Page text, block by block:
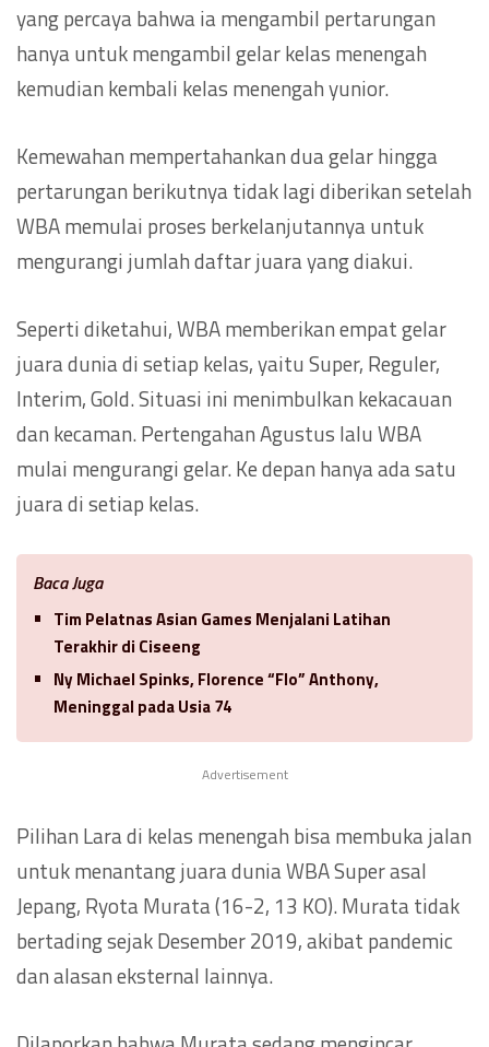
yang percaya bahwa ia mengambil pertarungan
hanya untuk mengambil gelar kelas menengah
kemudian kembali kelas menengah yunior.
Kemewahan mempertahankan dua gelar hingga
pertarungan berikutnya tidak lagi diberikan setelah
WBA memulai proses berkelanjutannya untuk
mengurangi jumlah daftar juara yang diakui.
Seperti diketahui, WBA memberikan empat gelar
juara dunia di setiap kelas, yaitu Super, Reguler,
Interim, Gold. Situasi ini menimbulkan kekacauan
dan kecaman. Pertengahan Agustus lalu WBA
mulai mengurangi gelar. Ke depan hanya ada satu
juara di setiap kelas.
Baca Juga
Tim Pelatnas Asian Games Menjalani Latihan
Terakhir di Ciseeng
Ny Michael Spinks, Florence “Flo” Anthony,
Meninggal pada Usia 74
Advertisement
Pilihan Lara di kelas menengah bisa membuka jalan
untuk menantang juara dunia WBA Super asal
Jepang, Ryota Murata (16-2, 13 KO). Murata tidak
bertading sejak Desember 2019, akibat pandemic
dan alasan eksternal lainnya.